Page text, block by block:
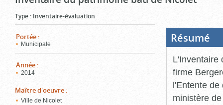
Type : Inventaire-évaluation
Portée :
Municipale
Année :
2014
Maître d'oeuvre :
Ville de Nicolet
Résumé
L'Inventaire
firme
l'Entente de
ministère